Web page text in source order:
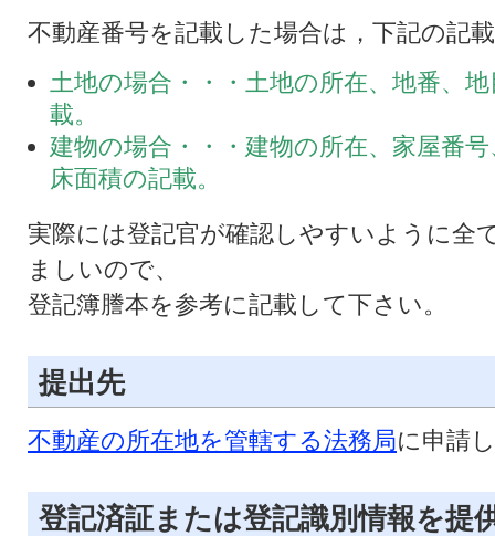
不動産番号を記載した場合は，下記の記
土地の場合・・・土地の所在、地番、
載。
建物の場合・・・建物の所在、家屋番
床面積の記載。
実際には登記官が確認しやすいように全
ましいので、
登記簿謄本を参考に記載して下さい。
提出先
不動産の所在地を管轄する法務局に申請
登記済証または登記識別情報を提